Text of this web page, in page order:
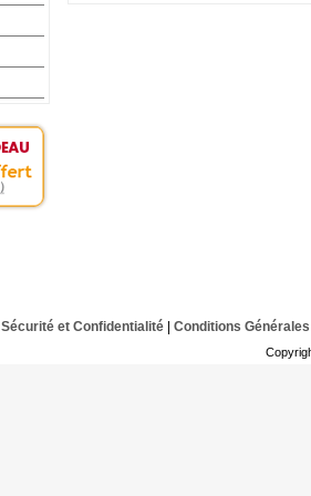
Sécurité et Confidentialité| Conditions Générales